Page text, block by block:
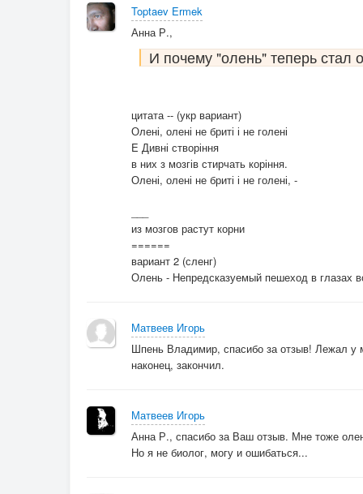
Toptaev Ermek
Анна Р.,
И почему "олень" теперь стал
цитата -- (укр вариант)
Олені, олені не бриті і не голені
E Дивні створіння
в них з мозгів стирчать коріння.
Олені, олені не бриті і не голені, -
из мозгов растут корни
======
вариант 2 (сленг)
Олень - Непредсказуемый пешеход в глазах
Матвеев Игорь
Шпень Владимир, спасибо за отзыв! Лежал
наконец, закончил.
Матвеев Игорь
Анна Р., спасибо за Ваш отзыв. Мне тоже
Но я не биолог, могу и ошибаться...